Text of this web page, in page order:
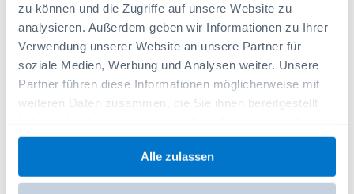
zu können und die Zugriffe auf unsere Website zu
analysieren. Außerdem geben wir Informationen zu Ihrer
Verwendung unserer Website an unsere Partner für
soziale Medien, Werbung und Analysen weiter. Unsere
Partner führen diese Informationen möglicherweise mit
weiteren Daten zusammen, die Sie ihnen bereitgestellt
gesammelt haben.
Alle zulassen